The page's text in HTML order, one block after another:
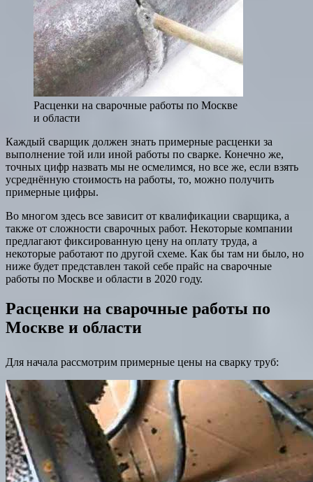
Расценки на сварочные работы по Москве
и области
Каждый сварщик должен знать примерные расценки за
выполнение той или иной работы по сварке. Конечно же,
точных цифр назвать мы не осмелимся, но все же, если взять
усреднённую стоимость на работы, то, можно получить
примерные цифры.
Во многом здесь все зависит от квалификации сварщика, а
также от сложности сварочных работ. Некоторые компании
предлагают фиксированную цену на оплату труда, а
некоторые работают по другой схеме. Как бы там ни было, но
ниже будет представлен такой себе прайс на сварочные
работы по Москве и области в 2020 году.
Расценки на сварочные работы по
Москве и области
Для начала рассмотрим примерные цены на сварку труб: